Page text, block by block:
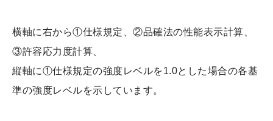
横軸に右から①仕様規定、②品確法の性能表示計算、
③許容応力度計算、
縦軸に①仕様規定の強度レベルを1.0とした場合の各基
準の強度レベルを示しています。